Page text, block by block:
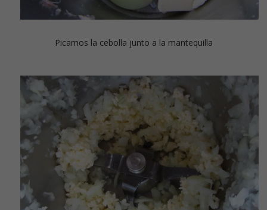
Picamos la cebolla junto a la mantequilla